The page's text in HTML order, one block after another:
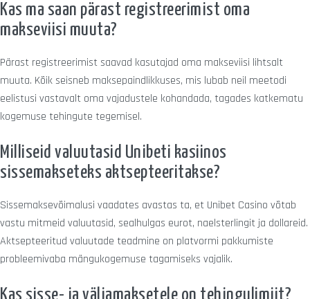
Kas ma saan pärast registreerimist oma
makseviisi muuta?
Pärast registreerimist saavad kasutajad oma makseviisi lihtsalt
muuta. Kõik seisneb maksepaindlikkuses, mis lubab neil meetodi
eelistusi vastavalt oma vajadustele kohandada, tagades katkematu
kogemuse tehingute tegemisel.
Milliseid valuutasid Unibeti kasiinos
sissemakseteks aktsepteeritakse?
Sissemaksevõimalusi vaadates avastas ta, et Unibet Casino võtab
vastu mitmeid valuutasid, sealhulgas eurot, naelsterlingit ja dollareid.
Aktsepteeritud valuutade teadmine on platvormi pakkumiste
probleemivaba mängukogemuse tagamiseks vajalik.